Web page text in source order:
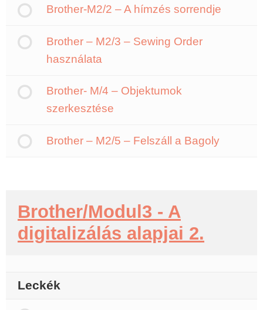
Brother-M2/2 – A hímzés sorrendje
Brother – M2/3 – Sewing Order
használata
Brother- M/4 – Objektumok
szerkesztése
Brother – M2/5 – Felszáll a Bagoly
Brother/Modul3 - A
digitalizálás alapjai 2.
Leckék